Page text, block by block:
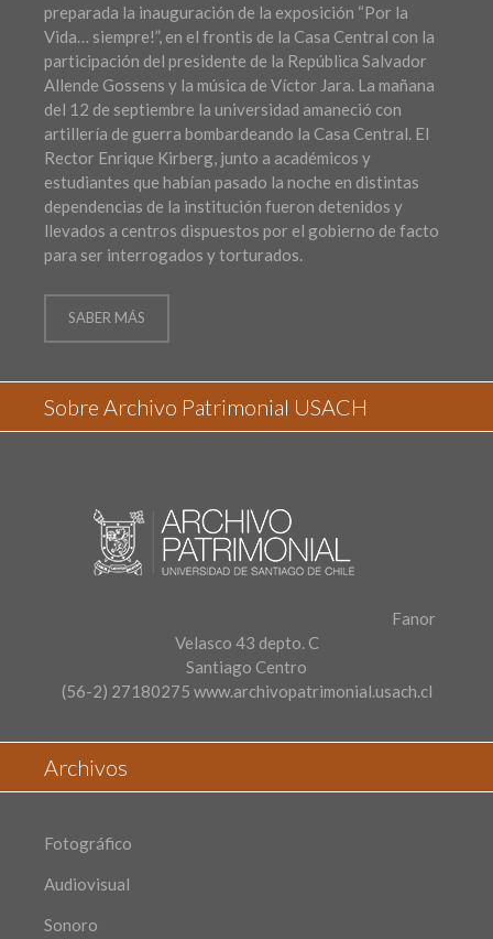
preparada la inauguración de la exposición “Por la
Vida… siempre!”, en el frontis de la Casa Central con la
participación del presidente de la República Salvador
Allende Gossens y la música de Víctor Jara. La mañana
del 12 de septiembre la universidad amaneció con
artillería de guerra bombardeando la Casa Central. El
Rector Enrique Kirberg, junto a académicos y
estudiantes que habían pasado la noche en distintas
dependencias de la institución fueron detenidos y
llevados a centros dispuestos por el gobierno de facto
para ser interrogados y torturados.
SABER MÁS
Sobre Archivo Patrimonial USACH
Fanor
Velasco 43 depto. C
Santiago Centro
(56-2) 27180275 www.archivopatrimonial.usach.cl
Archivos
Fotográfico
Audiovisual
Sonoro